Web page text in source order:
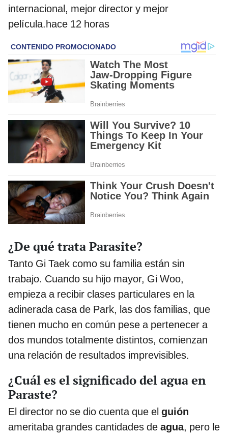
internacional, mejor director y mejor
película.hace 12 horas
¿De qué trata Parasite?
Tanto Gi Taek como su familia están sin
trabajo. Cuando su hijo mayor, Gi Woo,
empieza a recibir clases particulares en la
adinerada casa de Park, las dos familias, que
tienen mucho en común pese a pertenecer a
dos mundos totalmente distintos, comienzan
una relación de resultados imprevisibles.
¿Cuál es el significado del agua en
Paraste?
El director no se dio cuenta que el guión
ameritaba grandes cantidades de agua, pero le